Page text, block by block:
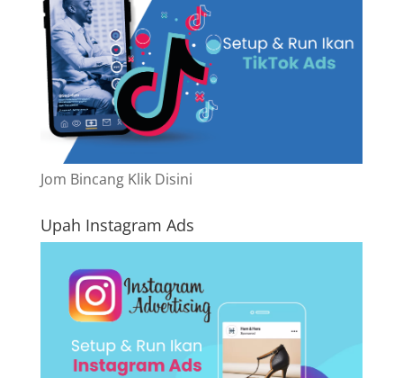
Jom Bincang Klik Disini
Upah Instagram Ads